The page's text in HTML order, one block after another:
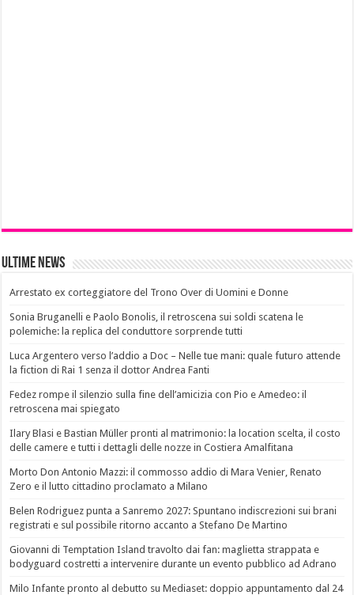
Ultime News
Arrestato ex corteggiatore del Trono Over di Uomini e Donne
Sonia Bruganelli e Paolo Bonolis, il retroscena sui soldi scatena le
polemiche: la replica del conduttore sorprende tutti
Luca Argentero verso l’addio a Doc – Nelle tue mani: quale futuro attende
la fiction di Rai 1 senza il dottor Andrea Fanti
Fedez rompe il silenzio sulla fine dell’amicizia con Pio e Amedeo: il
retroscena mai spiegato
Ilary Blasi e Bastian Müller pronti al matrimonio: la location scelta, il costo
delle camere e tutti i dettagli delle nozze in Costiera Amalfitana
Morto Don Antonio Mazzi: il commosso addio di Mara Venier, Renato
Zero e il lutto cittadino proclamato a Milano
Belen Rodriguez punta a Sanremo 2027: Spuntano indiscrezioni sui brani
registrati e sul possibile ritorno accanto a Stefano De Martino
Giovanni di Temptation Island travolto dai fan: maglietta strappata e
bodyguard costretti a intervenire durante un evento pubblico ad Adrano
Milo Infante pronto al debutto su Mediaset: doppio appuntamento dal 24